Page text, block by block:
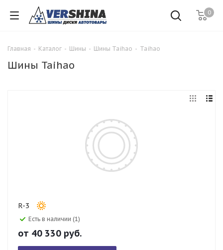
0
Главная - Каталог - Шины - Шины Taihao - Taihao
Шины Taihao
R-3
Есть в наличии (1)
от 40 330 руб.